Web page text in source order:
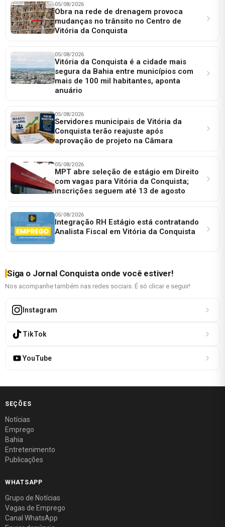
05/08/2026
Obra na rede de drenagem provoca
mudanças no trânsito no Centro de
Vitória da Conquista
05/08/2026
Vitória da Conquista é a cidade mais
segura da Bahia entre municípios com
mais de 100 mil habitantes, aponta
anuário
05/08/2026
Servidores municipais de Vitória da
Conquista terão reajuste após
aprovação de projeto na Câmara
05/08/2026
MPT abre seleção de estágio em Direito
com vagas para Vitória da Conquista;
inscrições seguem até 13 de agosto
05/08/2026
Integração RH Estágio está contratando
Analista Fiscal em Vitória da Conquista
Siga o Jornal Conquista onde você estiver!
Nos acompanhe também nas redes sociais. É só clicar e seguir!
Instagram
TikTok
YouTube
SEÇÕES
Notícias
Emprego
Bahia
Entretenimento
Publicações
WHATSAPP
Grupo de Notícias
Vagas de Emprego
Canal WhatsApp